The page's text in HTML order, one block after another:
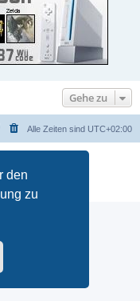
den
zu
Gehe zu
Alle Zeiten sind UTC+02:00